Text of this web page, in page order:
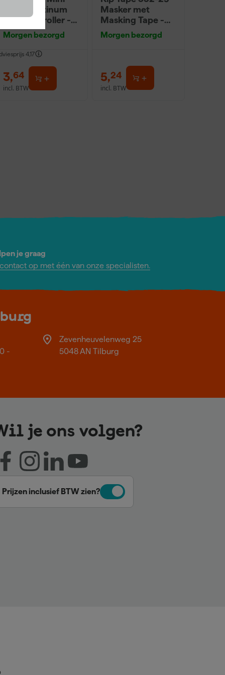
Antex Platinum
Muurverfroller -
5cm (2st)
Morgen bezorgd
4,17
3,64
incl. BTW
Masker met
Masking Tape -
0,55 x 33m
Morgen bezorgd
5,24
incl. BTW
je graag
op met één van onze specialisten.
-
Zevenheuvelenweg 25
5048 AN Tilburg
je ons volgen?
Prijzen inclusief BTW zien?